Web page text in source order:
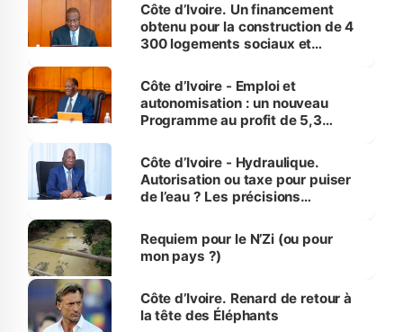
Côte d’Ivoire. Un financement
obtenu pour la construction de 4
300 logements sociaux et
et Yamoussoukro
Côte d’Ivoire - Emploi et
autonomisation : un nouveau
Programme au profit de 5,3
Côte d’Ivoire - Hydraulique.
Autorisation ou taxe pour puiser
de l’eau ? Les précisions
Requiem pour le N’Zi (ou pour
mon pays ?)
Côte d’Ivoire. Renard de retour à
la tête des Éléphants